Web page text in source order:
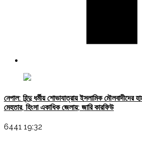
নেপাল: হিন্দু ধর্মীয় শোভাযাত্রায় ইসলামিক মৌলবাদীদের
মেহতার, হিংসা একাধিক জেলায়; জারি কারফিউ
6441 19:32